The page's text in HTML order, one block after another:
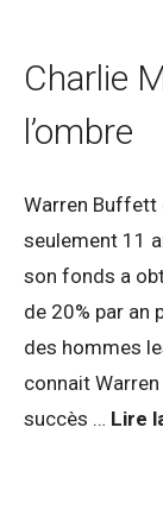
Charlie
l’ombre
Warren Buffett
seulement 11
son fonds a
de 20% par an
des hommes
connait
succès … Lire